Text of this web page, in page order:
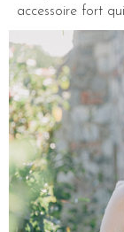
accessoire fort